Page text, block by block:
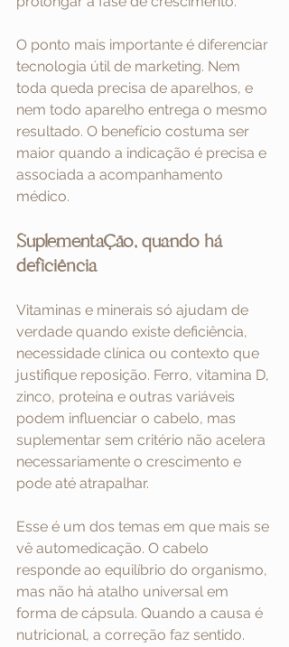
O ponto mais importante é diferenciar
tecnologia útil de marketing. Nem
toda queda precisa de aparelhos, e
nem todo aparelho entrega o mesmo
resultado. O benefício costuma ser
maior quando a indicação é precisa e
associada a acompanhamento
médico.
Suplementação, quando há
deficiência
Vitaminas e minerais só ajudam de
verdade quando existe deficiência,
necessidade clínica ou contexto que
justifique reposição. Ferro, vitamina D,
zinco, proteína e outras variáveis
podem influenciar o cabelo, mas
suplementar sem critério não acelera
necessariamente o crescimento e
pode até atrapalhar.
Esse é um dos temas em que mais se
vê automedicação. O cabelo
responde ao equilíbrio do organismo,
mas não há atalho universal em
forma de cápsula. Quando a causa é
nutricional, a correção faz sentido.